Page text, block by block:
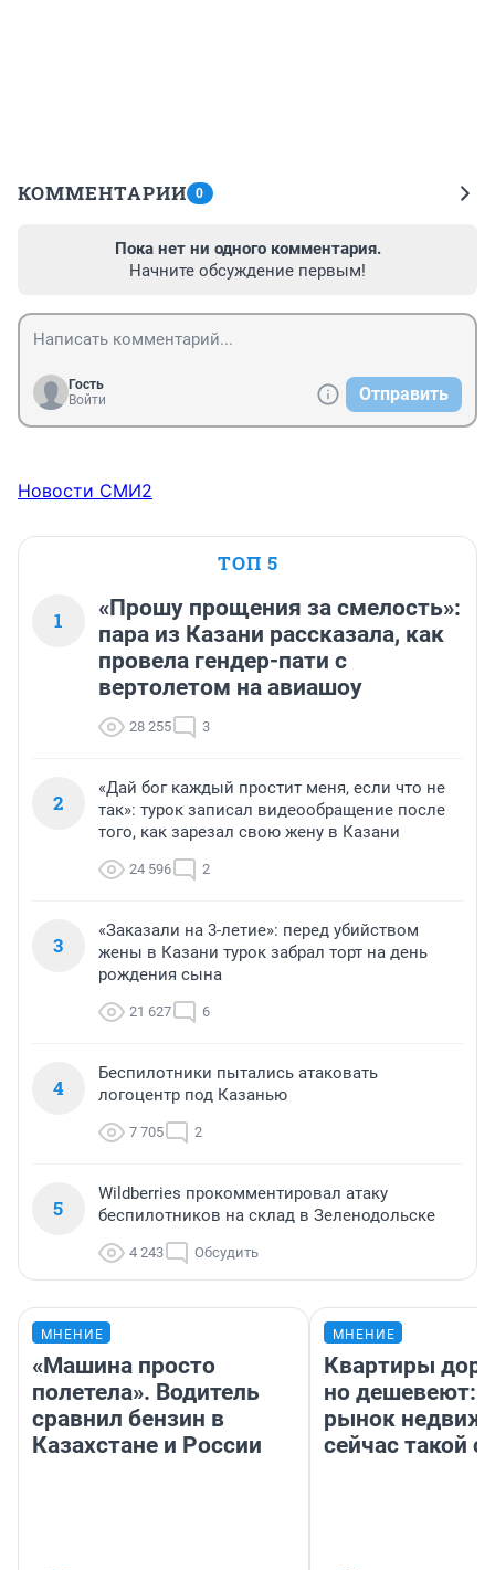
КОММЕНТАРИИ 0
Пока нет ни одного комментария.
Начните обсуждение первым!
Гость
Войти
Отправить
Новости СМИ2
ТОП 5
1
«Прошу прощения за смелость»:
пара из Казани рассказала, как
провела гендер-пати с
вертолетом на авиашоу
28 255 3
2
«Дай бог каждый простит меня, если что не
так»: турок записал видеообращение после
того, как зарезал свою жену в Казани
24 596 2
3
«Заказали на 3-летие»: перед убийством
жены в Казани турок забрал торт на день
рождения сына
21 627 6
4
Беспилотники пытались атаковать
логоцентр под Казанью
7 705 2
5
Wildberries прокомментировал атаку
беспилотников на склад в Зеленодольске
4 243 Обсудить
МНЕНИЕ
«Машина просто
полетела». Водитель
сравнил бензин в
Казахстане и России
МНЕНИЕ
Квартиры
но дешевеют:
рынок
сейчас такой